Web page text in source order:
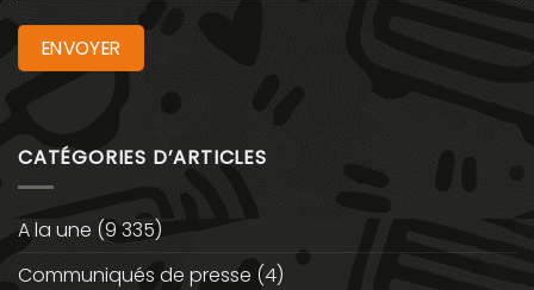
CATÉGORIES D’ARTICLES
A la une (9 335)
Communiqués de presse (4)